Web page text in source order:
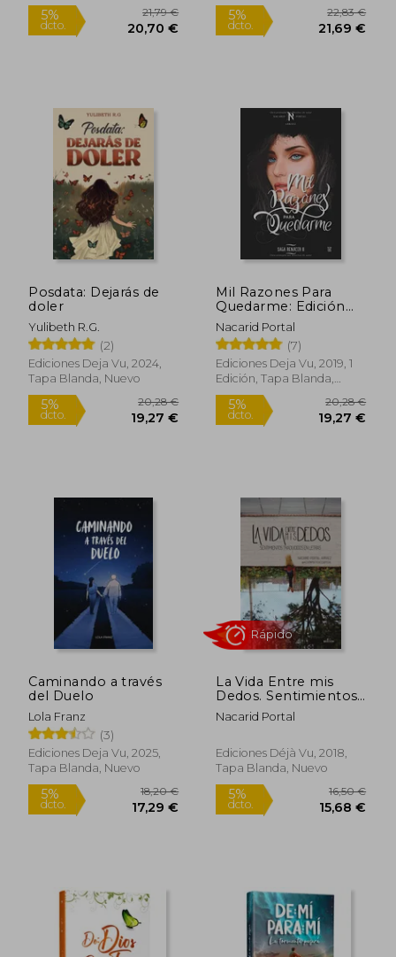
5%
dcto. dcto.
dcto. dcto.
Posdata: Dejarás de
doler
Yulibeth R.G.
(2)
Ediciones Deja Vu, 2024,
Tapa Blanda, Nuevo
Mil Razones Para
Quedarme: Edición
Blanco y Negro
Nacarid Portal
(7)
Ediciones Deja Vu, 2019, 1
Edición, Tapa Blanda,
Nuevo
Caminando a través
del Duelo
Lola Franz
(3)
Ediciones Deja Vu, 2025,
Tapa Blanda, Nuevo
La Vida Entre mis
Dedos. Sentimientos
Traducidos en Letras
Nacarid Portal
Ediciones Déjà Vu, 2018,
Tapa Blanda, Nuevo